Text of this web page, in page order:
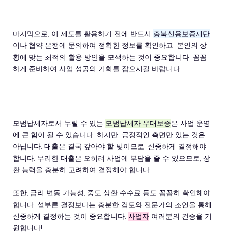
마지막으로, 이 제도를 활용하기 전에 반드시 충북신용보증재단
이나 협약 은행에 문의하여 정확한 정보를 확인하고, 본인의 상
황에 맞는 최적의 활용 방안을 모색하는 것이 중요합니다. 꼼꼼
하게 준비하여 사업 성공의 기회를 잡으시길 바랍니다!
모범납세자로서 누릴 수 있는 모범납세자 우대보증은 사업 운영
에 큰 힘이 될 수 있습니다. 하지만, 긍정적인 측면만 있는 것은
아닙니다. 대출은 결국 갚아야 할 빚이므로, 신중하게 결정해야
합니다. 무리한 대출은 오히려 사업에 부담을 줄 수 있으므로, 상
환 능력을 충분히 고려하여 결정해야 합니다.
또한, 금리 변동 가능성, 중도 상환 수수료 등도 꼼꼼히 확인해야
합니다. 섣부른 결정보다는 충분한 검토와 전문가의 조언을 통해
신중하게 결정하는 것이 중요합니다. 사업자 여러분의 건승을 기
원합니다!